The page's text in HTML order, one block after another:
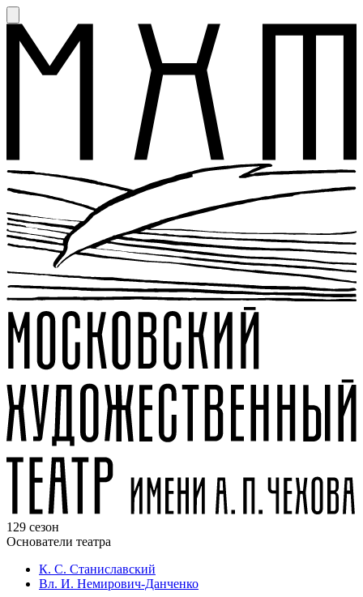
129 сезон
Основатели театра
К. С. Станиславский
Вл. И. Немирович-Данченко